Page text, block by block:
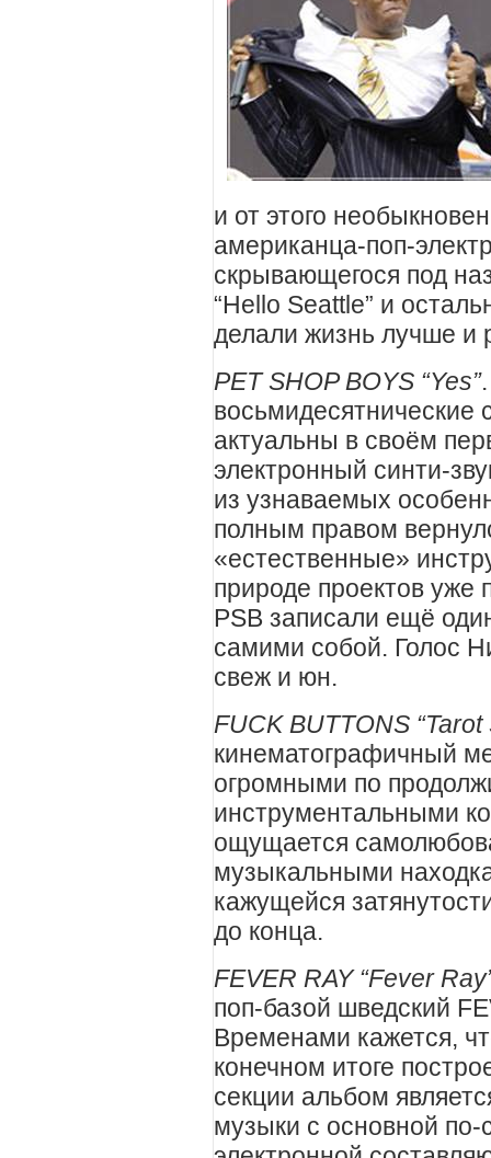
и от этого
американца-поп-
скрывающегося под
“Hello Seattle” и
делали жизнь лучше и
PET SHOP BOYS “Yes”
восьмидесятнические
актуальны в своём
электронный синти-
из узнаваемых
полным правом
«естественные»
природе проектов уже
PSB записали ещё
самими собой. Голос
свеж и юн.
FUCK BUTTONS “Tarot
кинематографичный
огромными по
инструментальными
ощущается
музыкальными
кажущейся
до конца.
FEVER RAY “Fever
поп-базой шведский
Временами кажется,
конечном итоге
секции альбом
музыки с основной